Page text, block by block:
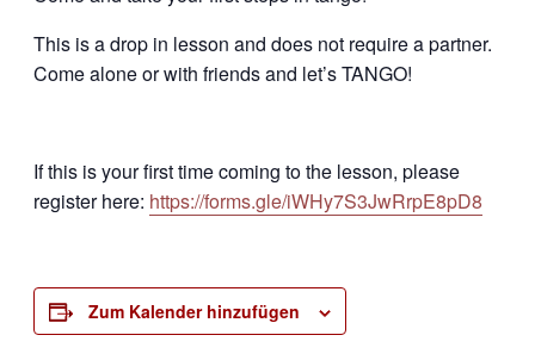
This is a drop in lesson and does not require a partner.
Come alone or with friends and let’s TANGO!
If this is your first time coming to the lesson, please
register here: https://forms.gle/iWHy7S3JwRrpE8pD8
Zum Kalender hinzufügen